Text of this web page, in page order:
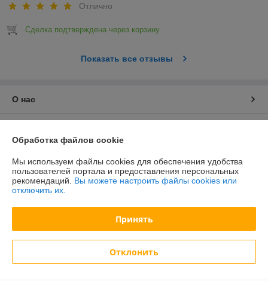
Отлично
Сделка подтверждена через корзину
Показать все отзывы
О нас
График работы
Полная версия сайта
Политика обработки cookies
Обработка файлов cookie
Мы используем файлы cookies для обеспечения удобства
пользователей портала и предоставления персональных
рекомендаций. Вы можете настроить файлы cookies или
отключить их.
Принять
Отклонить